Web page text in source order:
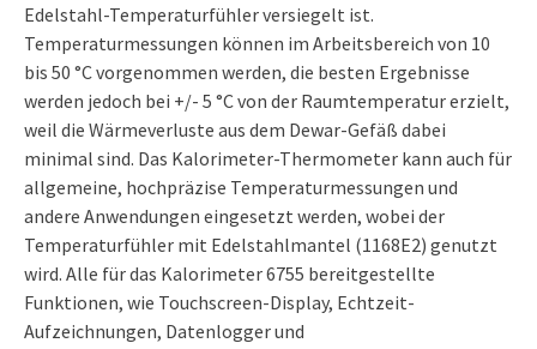
Edelstahl-Temperaturfühler versiegelt ist.
Temperaturmessungen können im Arbeitsbereich von 10
bis 50 °C vorgenommen werden, die besten Ergebnisse
werden jedoch bei +/- 5 °C von der Raumtemperatur erzielt,
weil die Wärmeverluste aus dem Dewar-Gefäß dabei
minimal sind. Das Kalorimeter-Thermometer kann auch für
allgemeine, hochpräzise Temperaturmessungen und
andere Anwendungen eingesetzt werden, wobei der
Temperaturfühler mit Edelstahlmantel (1168E2) genutzt
wird. Alle für das Kalorimeter 6755 bereitgestellte
Funktionen, wie Touchscreen-Display, Echtzeit-
Aufzeichnungen, Datenlogger und